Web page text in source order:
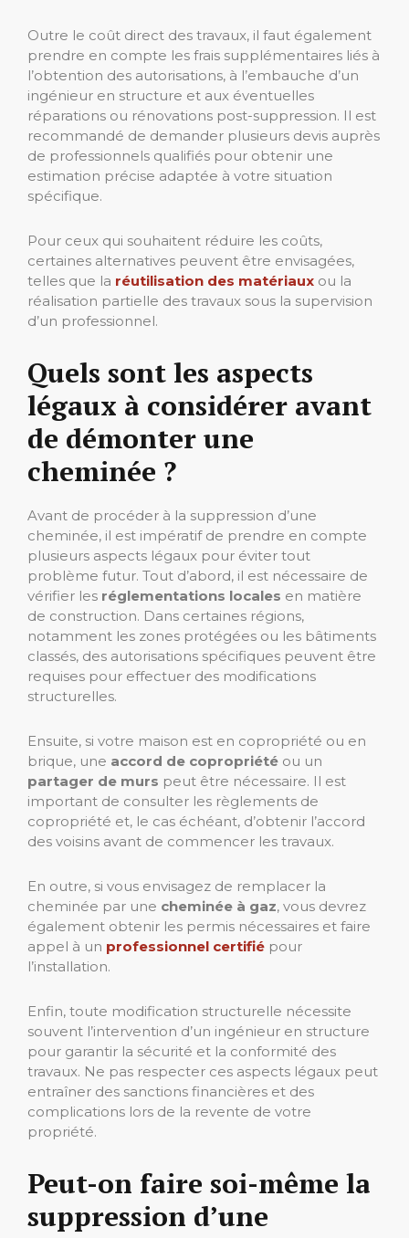
Outre le coût direct des travaux, il faut également
prendre en compte les frais supplémentaires liés à
l’obtention des autorisations, à l’embauche d’un
ingénieur en structure et aux éventuelles
réparations ou rénovations post-suppression. Il est
recommandé de demander plusieurs devis auprès
de professionnels qualifiés pour obtenir une
estimation précise adaptée à votre situation
spécifique.
Pour ceux qui souhaitent réduire les coûts,
certaines alternatives peuvent être envisagées,
telles que la réutilisation des matériaux ou la
réalisation partielle des travaux sous la supervision
d’un professionnel.
Quels sont les aspects
légaux à considérer avant
de démonter une
cheminée ?
Avant de procéder à la suppression d’une
cheminée, il est impératif de prendre en compte
plusieurs aspects légaux pour éviter tout
problème futur. Tout d’abord, il est nécessaire de
vérifier les réglementations locales en matière
de construction. Dans certaines régions,
notamment les zones protégées ou les bâtiments
classés, des autorisations spécifiques peuvent être
requises pour effectuer des modifications
structurelles.
Ensuite, si votre maison est en copropriété ou en
brique, une accord de copropriété ou un
partager de murs peut être nécessaire. Il est
important de consulter les règlements de
copropriété et, le cas échéant, d’obtenir l’accord
des voisins avant de commencer les travaux.
En outre, si vous envisagez de remplacer la
cheminée par une cheminée à gaz, vous devrez
également obtenir les permis nécessaires et faire
appel à un professionnel certifié pour
l’installation.
Enfin, toute modification structurelle nécessite
souvent l’intervention d’un ingénieur en structure
pour garantir la sécurité et la conformité des
travaux. Ne pas respecter ces aspects légaux peut
entraîner des sanctions financières et des
complications lors de la revente de votre
propriété.
Peut-on faire soi-même la
suppression d’une